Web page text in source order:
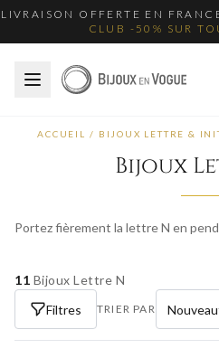
LIVRAISON OFFERTE EN
CLUB -50% SUR
ACCUEIL / BIJOUX LETTRE &
Bijoux
11 Bijoux Lettre N
Filtres
TRIER PAR